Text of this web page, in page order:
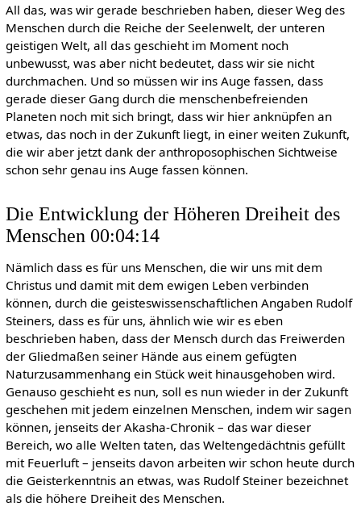
All das, was wir gerade beschrieben haben, dieser Weg des
Menschen durch die Reiche der Seelenwelt, der unteren
geistigen Welt, all das geschieht im Moment noch
unbewusst, was aber nicht bedeutet, dass wir sie nicht
durchmachen. Und so müssen wir ins Auge fassen, dass
gerade dieser Gang durch die menschenbefreienden
Planeten noch mit sich bringt, dass wir hier anknüpfen an
etwas, das noch in der Zukunft liegt, in einer weiten Zukunft,
die wir aber jetzt dank der anthroposophischen Sichtweise
schon sehr genau ins Auge fassen können.
Die Entwicklung der Höheren Dreiheit des
Menschen 00:04:14
Nämlich dass es für uns Menschen, die wir uns mit dem
Christus und damit mit dem ewigen Leben verbinden
können, durch die geisteswissenschaftlichen Angaben Rudolf
Steiners, dass es für uns, ähnlich wie wir es eben
beschrieben haben, dass der Mensch durch das Freiwerden
der Gliedmaßen seiner Hände aus einem gefügten
Naturzusammenhang ein Stück weit hinausgehoben wird.
Genauso geschieht es nun, soll es nun wieder in der Zukunft
geschehen mit jedem einzelnen Menschen, indem wir sagen
können, jenseits der Akasha-Chronik – das war dieser
Bereich, wo alle Welten taten, das Weltengedächtnis gefüllt
mit Feuerluft – jenseits davon arbeiten wir schon heute durch
die Geisterkenntnis an etwas, was Rudolf Steiner bezeichnet
als die höhere Dreiheit des Menschen.